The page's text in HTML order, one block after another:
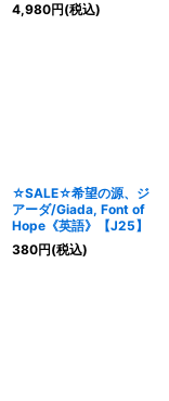
4,980円(税込)
☆SALE☆希望の源、ジ
アーダ/Giada, Font of
Hope《英語》【J25】
380円(税込)